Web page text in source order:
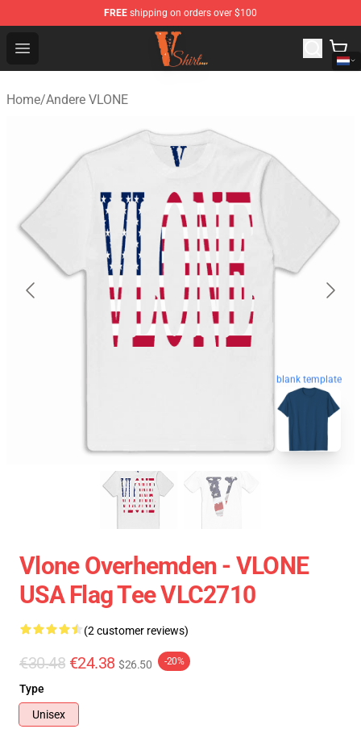
FREE shipping on orders over $100
Open menu
Vlone Shirt Store - Official Vlone Shirt Shop
Home/Andere VLONE
blank template
Vlone Overhemden - VLONE
USA Flag Tee VLC2710
(2 customer reviews)
€30.48 €24.38 $26.50 -20%
Type
Unisex